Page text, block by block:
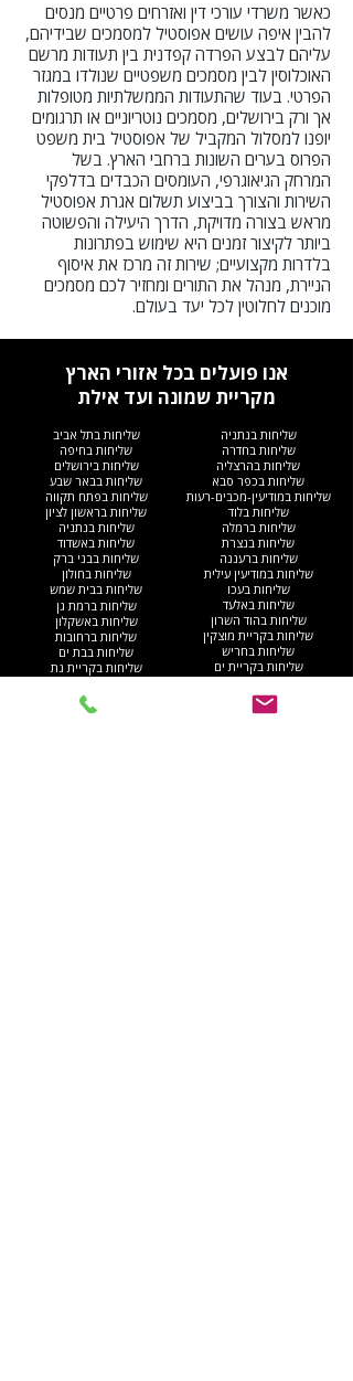
כאשר משרדי עורכי דין ואזרחים פרטיים מנסים
להבין איפה עושים אפוסטיל למסמכים שבידיהם,
עליהם לבצע הפרדה קפדנית בין תעודות מרשם
האוכלוסין לבין מסמכים משפטיים שנולדו במגזר
הפרטי. בעוד שהתעודות הממשלתיות מטופלות
אך ורק בירושלים, מסמכים נוטריוניים או תרגומים
יופנו למסלול המקביל של אפוסטיל בית משפט
הפרוס בערים השונות ברחבי הארץ. בשל
המרחק הגיאוגרפי, העומסים הכבדים בדלפקי
השירות והצורך בביצוע תשלום אגרת אפוסטיל
מראש בצורה מדויקת, הדרך היעילה והפשוטה
ביותר לקיצור זמנים היא שימוש בפתרונות
בלדרות מקצועיים; שירות זה מרכז את איסוף
הניירת, מנהל את התורים ומחזיר לכם מסמכים
מוכנים לחלוטין לכל יעד בעולם.
אנו פועלים בכל אזורי הארץ
מקריית שמונה ועד אילת
שליחות בנתניה
שליחות בחדרה
שליחות בהרצליה
שליחות בכפר סבא
שליחות במודיעין-מכבים-רעות
שליחות בתל אביב
שליחות בחיפה
שליחות בירושלים
שליחות בבאר שבע
שליחות בפתח תקווה
שליחות בלוד
שליחות ברמלה
שליחות בנצרת
שליחות ברעננה
שליחות במודיעין עילית
שליחות בראשון לציון
שליחות בנתניה
שליחות באשדוד
שליחות בבני ברק
שליחות בחולון
שליחות בבית שמש
שליחות בעכו
שליחות באלעד
שליחות בהוד השרון
שליחות בקריית מוצקין
שליחות בחריש
שליחות בקריית ים​
שליחות ברמת גן
שליחות באשקלון
שליחות ברחובות
שליחות בבת ים
שליחות בקריית גת
שליחות בגוש דן
שליחות באום אל-פחם
שליחות בנהריה
שליחות בגבעתיים